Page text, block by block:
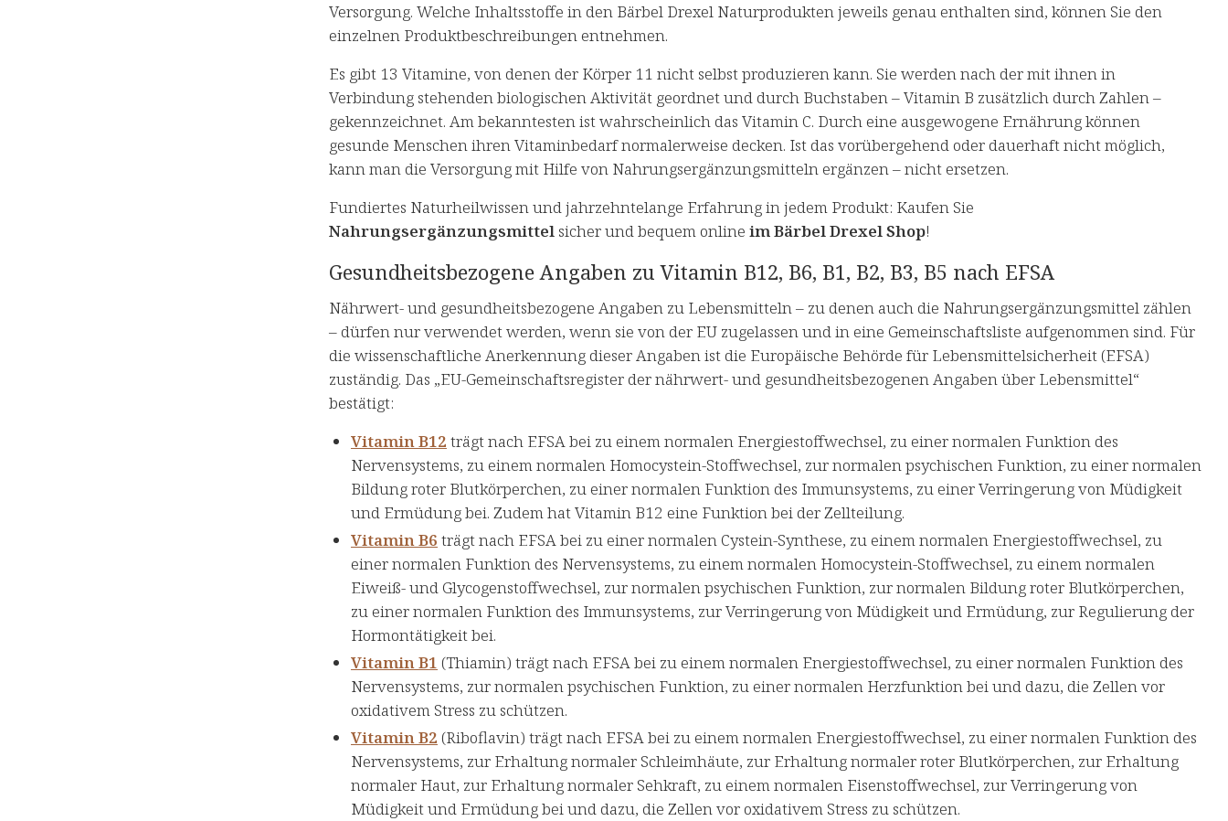
Versorgung. Welche Inhaltsstoffe in den Bärbel Drexel Naturprodukten jeweils genau enthalten sind, können Sie den
einzelnen Produktbeschreibungen entnehmen.
Es gibt 13 Vitamine, von denen der Körper 11 nicht selbst produzieren kann. Sie werden nach der mit ihnen in
Verbindung stehenden biologischen Aktivität geordnet und durch Buchstaben – Vitamin B zusätzlich durch Zahlen –
gekennzeichnet. Am bekanntesten ist wahrscheinlich das Vitamin C. Durch eine ausgewogene Ernährung können
gesunde Menschen ihren Vitaminbedarf normalerweise decken. Ist das vorübergehend oder dauerhaft nicht möglich,
kann man die Versorgung mit Hilfe von Nahrungsergänzungsmitteln ergänzen – nicht ersetzen.
Fundiertes Naturheilwissen und jahrzehntelange Erfahrung in jedem Produkt: Kaufen Sie
Nahrungsergänzungsmittel sicher und bequem online im Bärbel Drexel Shop!
Gesundheitsbezogene Angaben zu Vitamin B12, B6, B1, B2, B3, B5 nach EFSA
Nährwert- und gesundheitsbezogene Angaben zu Lebensmitteln – zu denen auch die Nahrungsergänzungsmittel zählen
– dürfen nur verwendet werden, wenn sie von der EU zugelassen und in eine Gemeinschaftsliste aufgenommen sind. Für
die wissenschaftliche Anerkennung dieser Angaben ist die Europäische Behörde für Lebensmittelsicherheit (EFSA)
zuständig. Das „EU-Gemeinschaftsregister der nährwert- und gesundheitsbezogenen Angaben über Lebensmittel“
bestätigt:
Vitamin B12 trägt nach EFSA bei zu einem normalen Energiestoffwechsel, zu einer normalen Funktion des
Nervensystems, zu einem normalen Homocystein-Stoffwechsel, zur normalen psychischen Funktion, zu einer normalen
Bildung roter Blutkörperchen, zu einer normalen Funktion des Immunsystems, zu einer Verringerung von Müdigkeit
und Ermüdung bei. Zudem hat Vitamin B12 eine Funktion bei der Zellteilung.
Vitamin B6 trägt nach EFSA bei zu einer normalen Cystein-Synthese, zu einem normalen Energiestoffwechsel, zu
einer normalen Funktion des Nervensystems, zu einem normalen Homocystein-Stoffwechsel, zu einem normalen
Eiweiß- und Glycogenstoffwechsel, zur normalen psychischen Funktion, zur normalen Bildung roter Blutkörperchen,
zu einer normalen Funktion des Immunsystems, zur Verringerung von Müdigkeit und Ermüdung, zur Regulierung der
Hormontätigkeit bei.
Vitamin B1 (Thiamin) trägt nach EFSA bei zu einem normalen Energiestoffwechsel, zu einer normalen Funktion des
Nervensystems, zur normalen psychischen Funktion, zu einer normalen Herzfunktion bei und dazu, die Zellen vor
oxidativem Stress zu schützen.
Vitamin B2 (Riboflavin) trägt nach EFSA bei zu einem normalen Energiestoffwechsel, zu einer normalen Funktion des
Nervensystems, zur Erhaltung normaler Schleimhäute, zur Erhaltung normaler roter Blutkörperchen, zur Erhaltung
normaler Haut, zur Erhaltung normaler Sehkraft, zu einem normalen Eisenstoffwechsel, zur Verringerung von
Müdigkeit und Ermüdung bei und dazu, die Zellen vor oxidativem Stress zu schützen.